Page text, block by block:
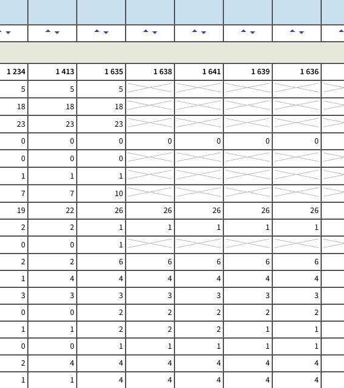
1 234 1 413 1 635 1 638 1 641 1 639
1 636
5 5
5
18 18
18
23 23
23
0 0 0 0 0 0
0
0 0
0
1 1
1
7 7
10
19 22 26 26 26 26
26
2 2 1 1 1 1
1
0 0
1
2 2 6 6 6 6
6
1 4 4 4 4 4
4
3 3 3 3 3 3
3
0 0 2 2 2 2
2
1 1 2 2 2 1
1
0 0 1 1 1 1
1
2 4 4 4 4 4
4
1 1 4 4 4 4
4